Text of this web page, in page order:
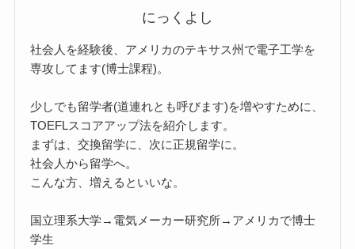
にっくよし
社会人を経験後、アメリカのテキサス州で電子工学を
専攻してます(博士課程)。
少しでも留学者(道連れとも呼びます)を増やすために、
TOEFLスコアアップ法を紹介します。
まずは、交換留学に、次に正規留学に。
社会人から留学へ。
こんな方、増えるといいな。
国立理系大学→電気メーカー研究所→アメリカで博士
学生